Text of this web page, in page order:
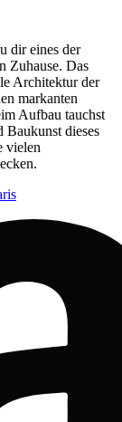
dir eines der
Zuhause. Das
Architektur der
markanten
Aufbau tauchst
Baukunst dieses
vielen